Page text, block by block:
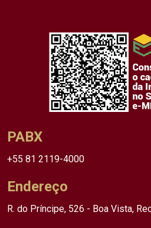
PABX
+55 81 2119-4000
Endereço
R. do Príncipe, 526 - Boa Vista,